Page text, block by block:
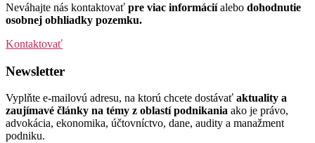
Neváhajte nás kontaktovať pre viac informáciíalebo dohodnutie
osobnej obhliadky pozemku.
Kontaktovať
Newsletter
Vyplňte e-mailovú adresu, na ktorú chcete dostávať aktuality a
zaujímavé články na témy z oblastí podnikania ako je právo,
advokácia, ekonomika, účtovníctvo, dane, audity a manažment
podniku.